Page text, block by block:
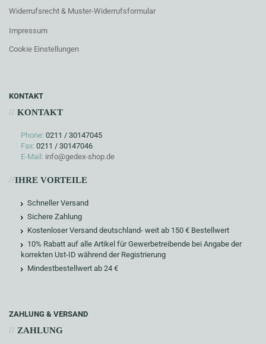
Widerrufsrecht & Muster-Widerrufsformular
Impressum
Cookie Einstellungen
KONTAKT
// KONTAKT
Phone: 0211 / 30147045
Fax: 0211 / 30147046
E-Mail: info@gedex-shop.de
//IHRE VORTEILE
Schneller Versand
Sichere Zahlung
Kostenloser Versand deutschland- weit ab 150 € Bestellwert
10% Rabatt auf alle Artikel für Gewerbetreibende bei Angabe der
korrekten Ust-ID während der Registrierung
Mindestbestellwert ab 24 €
ZAHLUNG & VERSAND
// ZAHLUNG